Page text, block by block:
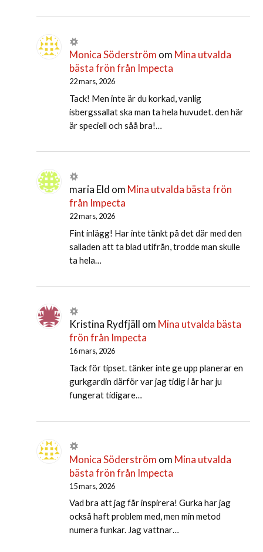
Monica Söderström om Mina utvalda
bästa frön från Impecta
22 mars, 2026
Tack! Men inte är du korkad, vanlig
isbergssallat ska man ta hela huvudet. den här
är speciell och såå bra!…
maria Eld om Mina utvalda bästa frön
från Impecta
22 mars, 2026
Fint inlägg! Har inte tänkt på det där med den
salladen att ta blad utifrån, trodde man skulle
ta hela…
Kristina Rydfjäll om Mina utvalda bästa
frön från Impecta
16 mars, 2026
Tack för tipset. tänker inte ge upp planerar en
gurkgardin därför var jag tidig i år har ju
fungerat tidigare…
Monica Söderström om Mina utvalda
bästa frön från Impecta
15 mars, 2026
Vad bra att jag får inspirera! Gurka har jag
också haft problem med, men min metod
numera funkar. Jag vattnar…